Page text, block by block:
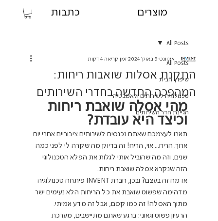
מוצרים כתבות
All Posts
שיפוץ הבית
טכנולוגיה לשירותים ולאמבטיה
הגיינת חדר השירותים
All Posts
התקנת אסלות שואבות ריחות:
המהפכה החדשה בחדרי השירותים
אינוונט 9 באוק׳ 2024 זמן קריאה 4 דקות
מהי אסלה שואבת ריחות
וכיצד היא עובדת?
תארו לעצמכם שאתם נכנסים לשירותים ציבוריים אחרי יום
ארוך. הריח... אוי, הריח! זה בדיוק מה שקרה לי לפני כמה
שנים, וזה מה שהוביל אותי לגלות את הפלא הטכנולוגי
הזה שנקרא אסלה שואבת ריחות.
אז מה זה בעצם? ובכן, חברת INVENT פיתחה טכנולוגיה
מדהימה שפשוט שואבת את כל הריחות הלא נעימים ישר
מתוך האסלה! זה כמו קסם, אבל זה מדע אמיתי.
הרעיון פשוט וגאוני: ברגע שאתם מתיישבים, מערכת